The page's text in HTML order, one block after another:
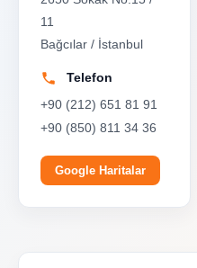
11
Bağcılar / İstanbul
Telefon
+90 (212) 651 81 91
+90 (850) 811 34 36
Google Haritalar